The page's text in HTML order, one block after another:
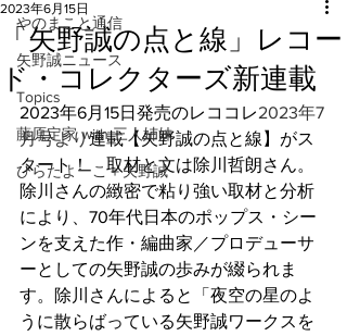
やのまこと通信
矢野誠ニュース
Topics
藤原定家 with 三人姉妹
ひらたよーこ＋矢野誠
「矢野誠の点と線」レコー
ド・コレクターズ新連載
2023年6月15日
2023年6月15日発売のレココレ2023年7
月号より連載【矢野誠の点と線】がス
タート！　取材と文は除川哲朗さん。
除川さんの緻密で粘り強い取材と分析
により、70年代日本のポップス・シー
ンを支えた作・編曲家／プロデューサ
ーとしての矢野誠の歩みが綴られま
す。除川さんによると「夜空の星のよ
うに散らばっている矢野誠ワークスを